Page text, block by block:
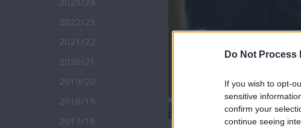
Do Not Process
If you wish to opt-
sensitive
confirm your
continue seeing
2022/23
2021/22
2020/21
2019/20
2018/19
2017/18